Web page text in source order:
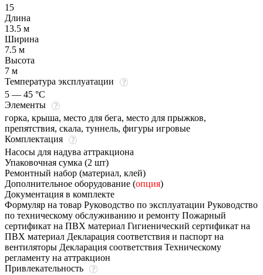
15
Длина
13.5 м
Ширина
7.5 м
Высота
7 м
Температура эксплуатации
5 — 45 °C
Элементы
горка, крыша, место для бега, место для прыжков,
препятствия, скала, туннель, фигуры игровые
Комплектация
Насосы для надува аттракциона
Упаковочная сумка (2 шт)
Ремонтный набор (материал, клей)
Дополнительное оборудование (опция)
Документация в комплекте
Формуляр на товар Руководство по эксплуатации Руководство
по техническому обслуживанию и ремонту Пожарный
сертификат на ПВХ материал Гигиенический сертификат на
ПВХ материал Декларация соответствия и паспорт на
вентиляторы Декларация соответствия Техническому
регламенту на аттракцион
Привлекательность